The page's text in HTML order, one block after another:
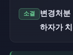
소결
변경처
하자가